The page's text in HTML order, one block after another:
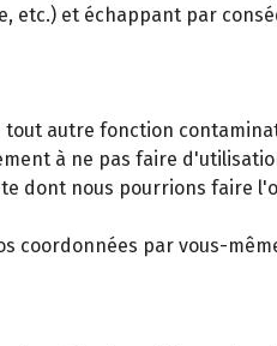
etc.) et échappant par
autre fonction
à ne pas faire
dont nous pourrions faire
coordonnées par vous-